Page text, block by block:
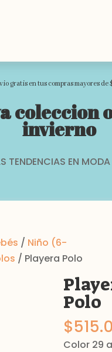
gratis en tus compras mayores de
coleccion
invierno
TENDENCIAS EN
/ Niño (6-
/ Playera Polo
Polo
$
Color 29